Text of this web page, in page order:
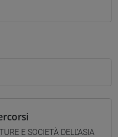
E SOCIETÀ DELL'ASIA